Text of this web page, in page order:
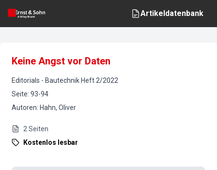
Artikeldatenbank
Keine Angst vor Daten
Editorials - Bautechnik Heft 2/2022
Seite: 93-94
Autoren: Hahn, Oliver
2 Seiten
Kostenlos lesbar